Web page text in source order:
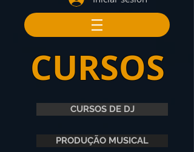
CURSOS
CURSOS DE DJ
PRODUÇÃO MUSICAL